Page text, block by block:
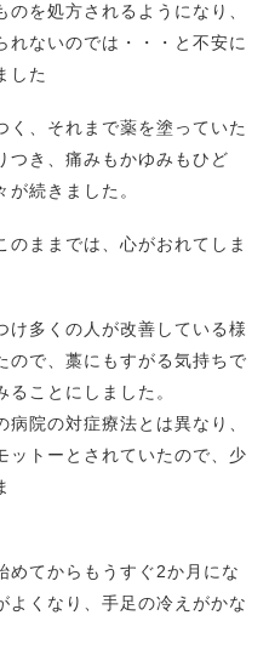
を処方されるようになり、
れないのでは・・・と不安に
した
く、それまで薬を塗っていた
つき、痛みもかゆみもひど
続きました。
のままでは、心がおれてしま
け多くの人が改善している様
ので、藁にもすがる気持ちで
ことにしました。
院の対症療法とは異なり、
ットーとされていたので、少
めてからもうすぐ2か月にな
よくなり、手足の冷えがかな